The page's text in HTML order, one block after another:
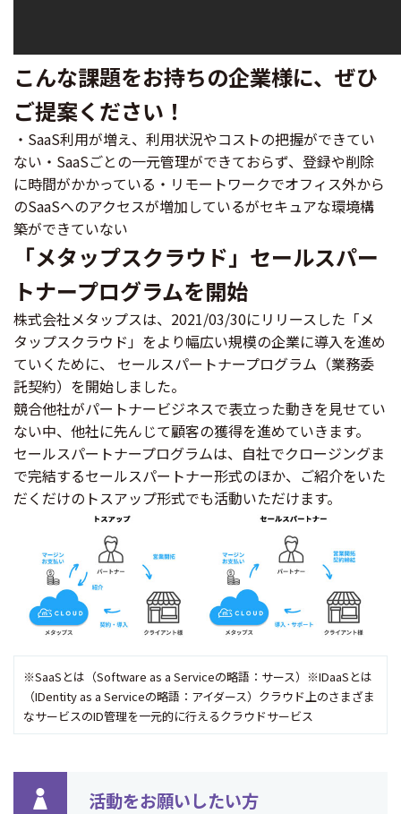
こんな課題をお持ちの企業様に、ぜひ
ご提案ください！
・SaaS利用が増え、利用状況やコストの把握ができてい
ない・SaaSごとの一元管理ができておらず、登録や削除
に時間がかかっている・リモートワークでオフィス外から
のSaaSへのアクセスが増加しているがセキュアな環境構
築ができていない
「メタップスクラウド」セールスパー
トナープログラムを開始
株式会社メタップスは、2021/03/30にリリースした「メ
タップスクラウド」をより幅広い規模の企業に導入を進め
ていくために、 セールスパートナープログラム（業務委
託契約）を開始しました。
競合他社がパートナービジネスで表立った動きを見せてい
ない中、他社に先んじて顧客の獲得を進めていきます。
セールスパートナープログラムは、自社でクロージングま
で完結するセールスパートナー形式のほか、ご紹介をいた
だくだけのトスアップ形式でも活動いただけます。
※SaaSとは（Software as a Serviceの略語：サース） ※IDaaSとは
（IDentity as a Serviceの略語：アイダース）クラウド上のさまざま
なサービスのID管理を一元的に行えるクラウドサービス
活動をお願いしたい方